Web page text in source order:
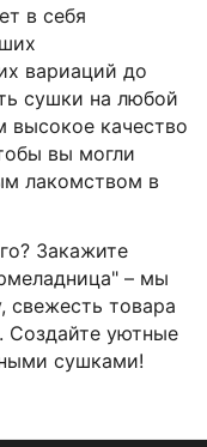
в себя
вариаций до
сушки на любой
высокое качество
вы могли
лакомством в
Закажите
– мы
товара
Создайте уютные
сушками!